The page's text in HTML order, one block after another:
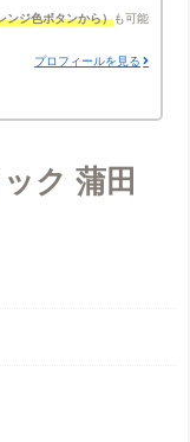
ンジ色ボタンから）も可能
プロフィールを見る
ク 蒲田